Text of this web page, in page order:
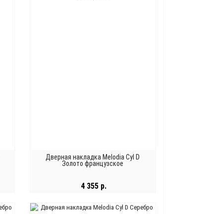
Дверная накладка Melodia Cyl D
Золото французское
4 355 р.
В КОРЗИНУ